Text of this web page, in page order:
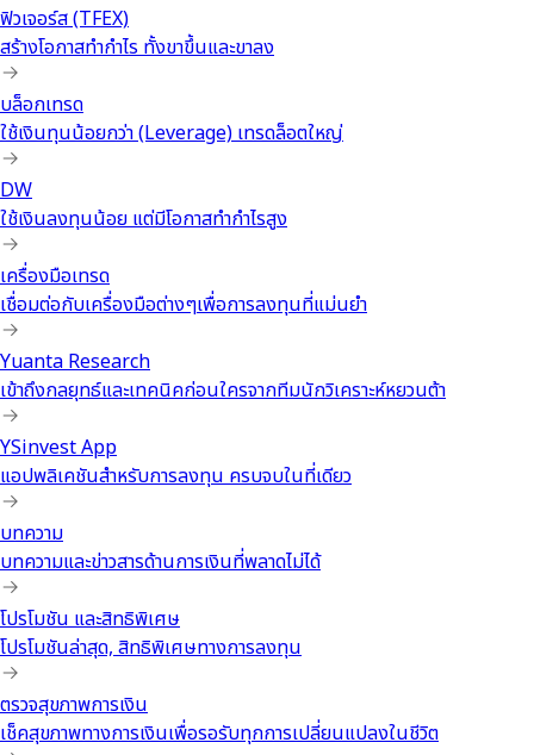
ฟิวเจอร์ส (TFEX)
สร้างโอกาสทำกำไร ทั้งขาขึ้นและขาลง
บล็อกเทรด
ใช้เงินทุนน้อยกว่า (Leverage) เทรดล็อตใหญ่
DW
ใช้เงินลงทุนน้อย แต่มีโอกาสทำกำไรสูง
เครื่องมือเทรด
เชื่อมต่อกับเครื่องมือต่างๆเพื่อการลงทุนที่แม่นยำ
Yuanta Research
เข้าถึงกลยุทธ์และเทคนิคก่อนใครจากทีมนักวิเคราะห์หยวนต้า
YSinvest App
แอปพลิเคชันสำหรับการลงทุน ครบจบในที่เดียว
บทความ
บทความและข่าวสารด้านการเงินที่พลาดไม่ได้
โปรโมชัน และสิทธิพิเศษ
โปรโมชันล่าสุด, สิทธิพิเศษทางการลงทุน
ตรวจสุขภาพการเงิน
เช็คสุขภาพทางการเงินเพื่อรอรับทุกการเปลี่ยนแปลงในชีวิต